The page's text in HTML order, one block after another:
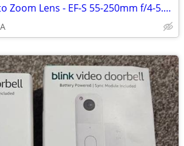
Canon's Telephoto Zoom Lens - EF-S 55-250mm f/4-5.6 IS II – New